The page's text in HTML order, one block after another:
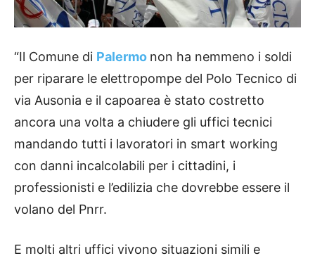
“Il Comune di Palermo non ha nemmeno i soldi
per riparare le elettropompe del Polo Tecnico di
via Ausonia e il capoarea è stato costretto
ancora una volta a chiudere gli uffici tecnici
mandando tutti i lavoratori in smart working
con danni incalcolabili per i cittadini, i
professionisti e l’edilizia che dovrebbe essere il
volano del Pnrr.
E molti altri uffici vivono situazioni simili e